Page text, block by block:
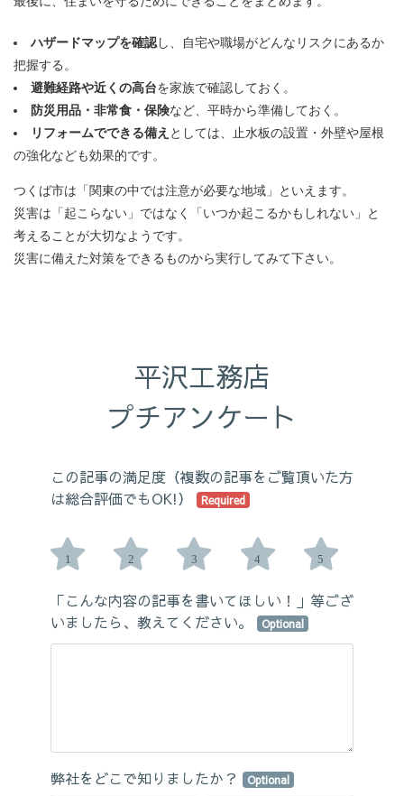
ハザードマップを確認し、自宅や職場がどんなリスクにあるか
把握する。
避難経路や近くの高台を家族で確認しておく。
防災用品・非常食・保険など、平時から準備しておく。
リフォームでできる備え としては、止水板の設置・外壁や屋根
の強化なども効果的です。
つくば市は「関東の中では注意が必要な地域」といえます。
災害は「起こらない」ではなく「いつか起こるかもしれない」と
考えることが大切なようです。
災害に備えた対策をできるものから実行してみて下さい。